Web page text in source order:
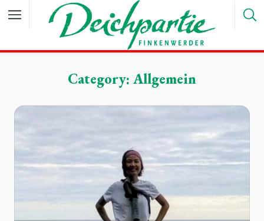
Category: Allgemein